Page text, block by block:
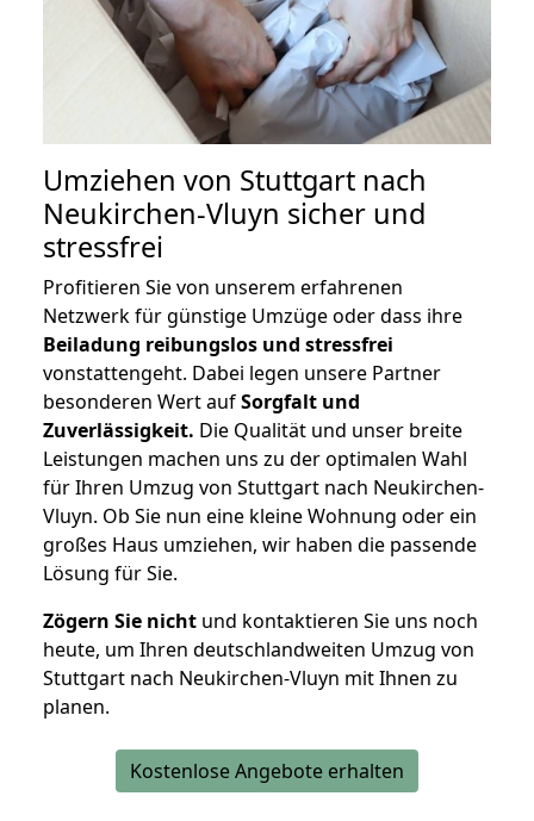
Umziehen von Stuttgart nach
Neukirchen-Vluyn sicher und
stressfrei
Profitieren Sie von unserem erfahrenen
Netzwerk für günstige Umzüge oder dass ihre
Beiladung reibungslos und stressfrei
vonstattengeht. Dabei legen unsere Partner
besonderen Wert aufSorgfalt und
Zuverlässigkeit. Die Qualität und unser breite
Leistungen machen uns zu der optimalen Wahl
für Ihren Umzug von Stuttgart nach Neukirchen-
Vluyn. Ob Sie nun eine kleine Wohnung oder ein
großes Haus umziehen, wir haben die passende
Lösung für Sie.
Zögern Sie nicht und kontaktieren Sie uns noch
heute, um Ihren deutschlandweiten Umzug von
Stuttgart nach Neukirchen-Vluyn mit Ihnen zu
planen.
Kostenlose Angebote erhalten